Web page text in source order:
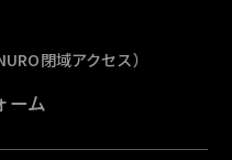
閉域アクセス）
ーム